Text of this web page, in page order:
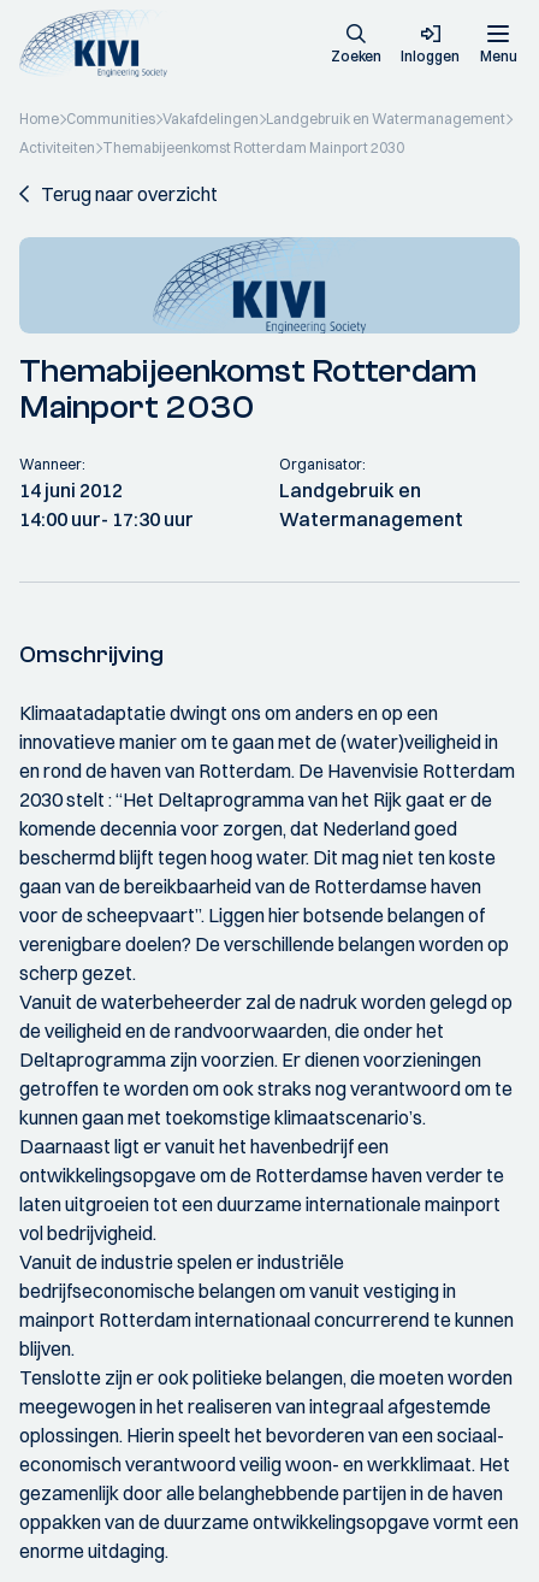
Zoeken Inloggen Menu
Home Communities Vakafdelingen Landgebruik en Watermanagement
Activiteiten Themabijeenkomst Rotterdam Mainport 2030
Terug naar overzicht
Themabijeenkomst Rotterdam
Mainport 2030
Wanneer:
14 juni 2012
14:00 uur- 17:30 uur
Organisator:
Landgebruik en
Watermanagement
Omschrijving
Klimaatadaptatie dwingt ons om anders en op een
innovatieve manier om te gaan met de (water)veiligheid in
en rond de haven van Rotterdam. De Havenvisie Rotterdam
2030 stelt : “Het Deltaprogramma van het Rijk gaat er de
komende decennia voor zorgen, dat Nederland goed
beschermd blijft tegen hoog water. Dit mag niet ten koste
gaan van de bereikbaarheid van de Rotterdamse haven
voor de scheepvaart”. Liggen hier botsende belangen of
verenigbare doelen? De verschillende belangen worden op
scherp gezet.
Vanuit de waterbeheerder zal de nadruk worden gelegd op
de veiligheid en de randvoorwaarden, die onder het
Deltaprogramma zijn voorzien. Er dienen voorzieningen
getroffen te worden om ook straks nog verantwoord om te
kunnen gaan met toekomstige klimaatscenario’s.
Daarnaast ligt er vanuit het havenbedrijf een
ontwikkelingsopgave om de Rotterdamse haven verder te
laten uitgroeien tot een duurzame internationale mainport
vol bedrijvigheid.
Vanuit de industrie spelen er industriële
bedrijfseconomische belangen om vanuit vestiging in
mainport Rotterdam internationaal concurrerend te kunnen
blijven.
Tenslotte zijn er ook politieke belangen, die moeten worden
meegewogen in het realiseren van integraal afgestemde
oplossingen. Hierin speelt het bevorderen van een sociaal-
economisch verantwoord veilig woon- en werkklimaat. Het
gezamenlijk door alle belanghebbende partijen in de haven
oppakken van de duurzame ontwikkelingsopgave vormt een
enorme uitdaging.